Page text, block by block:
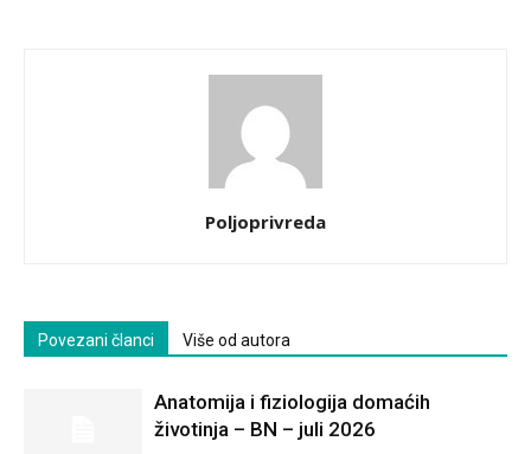
Poljoprivreda
Povezani članci Više od autora
Anatomija i fiziologija domaćih
životinja – BN – juli 2026